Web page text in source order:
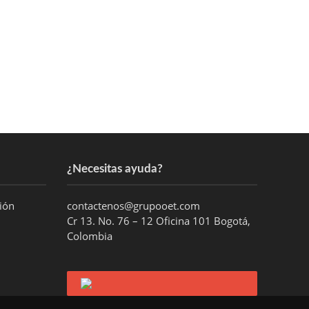
¿Necesitas ayuda?
contactenos@grupooet.com
Cr 13. No. 76 – 12 Oficina 101 Bogotá,
Colombia